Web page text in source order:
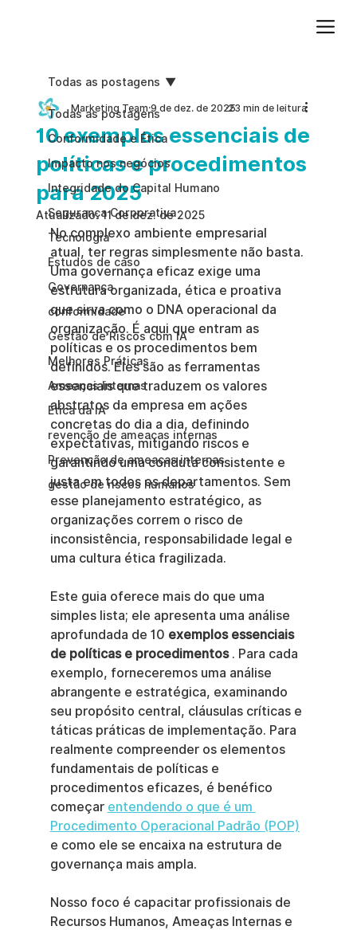
Todas as postagens
Conformidade e Ética
Impacto nos negócios
Integridade do Capital Humano
Segurança Corporativa
Tecnologia
Estudos de caso
Governança
conformidade
Gestão de Riscos com IA
Melhores Práticas
Ameaças Internas
Ética da IA
revenção de ameaças internas
Prevenção de ameaças internas
gestão de riscos humanos
Todas as postagens
10 exemplos essenciais de
políticas e procedimentos
para 2025
Marketing Team 9 de dez. de 202523 min de leitura
Atualizado:11 de dez. de 2025
No complexo ambiente empresarial
atual, ter regras simplesmente não basta.
Uma governança eficaz exige uma
estrutura organizada, ética e proativa
que sirva como o DNA operacional da
organização. É aqui que entram as
políticas e os procedimentos bem
definidos. Eles são as ferramentas
essenciais que traduzem os valores
abstratos da empresa em ações
concretas do dia a dia, definindo
expectativas, mitigando riscos e
garantindo uma conduta consistente e
justa em todos os departamentos. Sem
esse planejamento estratégico, as
organizações correm o risco de
inconsistência, responsabilidade legal e
uma cultura ética fragilizada.
Este guia oferece mais do que uma
simples lista; ele apresenta uma análise
aprofundada de 10 exemplos essenciais
de políticas e procedimentos . Para cada
exemplo, forneceremos uma análise
abrangente e estratégica, examinando
seu propósito central, cláusulas críticas e
táticas práticas de implementação. Para
realmente compreender os elementos
fundamentais de políticas e
procedimentos eficazes, é benéfico
começar entendendo o que é um
Procedimento Operacional Padrão (POP)
e como ele se encaixa na estrutura de
governança mais ampla.
Nosso foco é capacitar profissionais de
Recursos Humanos, Ameaças Internas e